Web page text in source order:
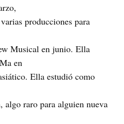
producciones para
Musical en junio. Ella
en
Ella estudió como
raro para alguien nueva